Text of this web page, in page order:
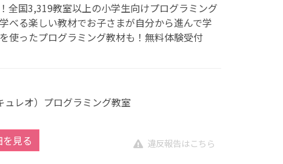
国3,319教室以上の小学生向けプログラミング
べる楽しい教材でお子さまが自分から進んで学
使ったプログラミング教材も！無料体験受付
ュレオ）プログラミング教室
見る 違反報告はこちら